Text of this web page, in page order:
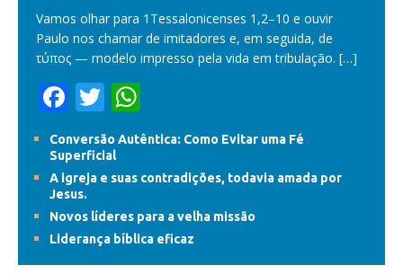
Vamos olhar para 1Tessalonicenses 1,2–10 e ouvir
Paulo nos chamar de imitadores e, em seguida, de
τύπος — modelo impresso pela vida em tribulação. […]
F
e
b
o
o
T
w
itt
er
h
at
s
A
p
Conversão Autêntica: Como Evitar uma Fé
Superficial
A igreja e suas contradições, todavia amada por
Jesus.
Novos líderes para a velha missão
Liderança bíblica eficaz